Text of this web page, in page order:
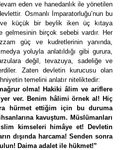
eden ve hanedanlık ile yönetilen
Osmanlı İmparatorluğu’nun bu
ve küçük bir beylik iken üç kıtaya
gelmesinin birçok sebebi vardır. Her
güç ve kudretlerinin yanında,
yoluyla anlatıldığı gibi gurura,
değil, tevazuya, sadeliğe ve
Zaten devletin kurucusu olan
temelini anlatır niteliktedir:
olma! Hakiki âlim ve ariflere
ver. Benim hâlimi örnek al! Hiç
hürmet ettiğim için bu duruma
kavuştum. Müslümanları
kimseleri himâye et! Devletin
dışında harcama! Senden sonra
Daima adalet ile hükmet!”